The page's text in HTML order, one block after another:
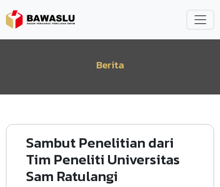
Berita
Sambut Penelitian dari
Tim Peneliti Universitas
Sam Ratulangi